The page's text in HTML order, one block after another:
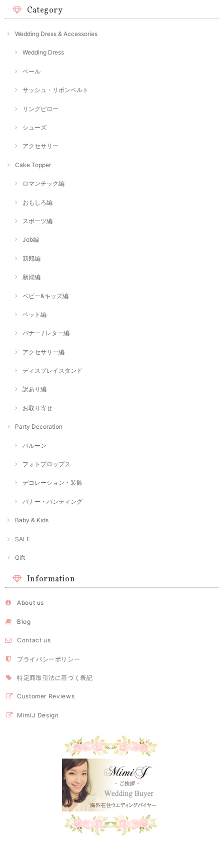
Category
Wedding Dress & Accessories
Wedding Dress
ベール
サッシュ・リボンベルト
リングピロー
シューズ
アクセサリー
Cake Topper
ロマンチック編
おもしろ編
スポーツ編
Job編
新郎編
新婦編
ベビー&キッズ編
ペット編
バナー / レター編
アクセサリー編
ディスプレイスタンド
訳あり編
お取り寄せ
Party Decoration
バルーン
フォトプロップス
デコレーション・装飾
バナー・バンティング
Baby & Kids
SALE
Gift
Information
About us
Blog
Contact us
プライバシーポリシー
特定商取引法に基づく表記
Customer Reviews
MimiJ Design